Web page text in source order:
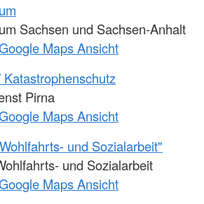
Sachsen und Sachsen-Anhalt
Maps Ansicht
Pirna
Maps Ansicht
und Sozialarbeit"
und Sozialarbeit
Maps Ansicht